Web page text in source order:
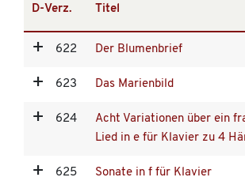
D-Verz. Titel
622 Der Blumenbrief
623 Das Marienbild
624
Acht Variationen über ein
Lied in e für Klavier zu 4
625 Sonate in f für Klavier